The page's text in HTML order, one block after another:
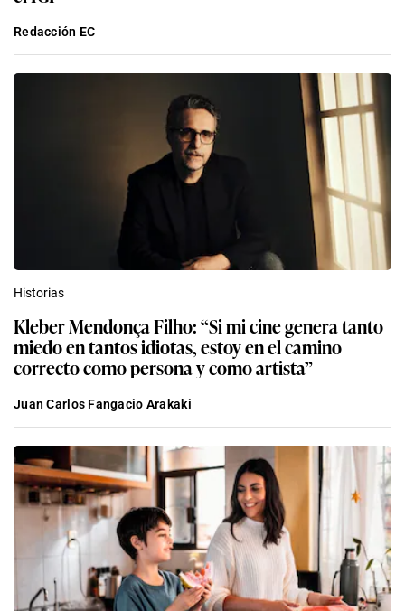
Redacción EC
Historias
Kleber Mendonça Filho: “Si mi cine genera tanto
miedo en tantos idiotas, estoy en el camino
correcto como persona y como artista”
Juan Carlos Fangacio Arakaki